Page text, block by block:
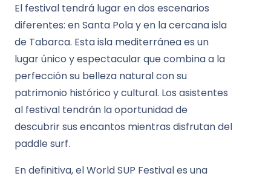
El festival tendrá lugar en dos escenarios
diferentes: en Santa Pola y en la cercana isla
de Tabarca. Esta isla mediterránea es un
lugar único y espectacular que combina a la
perfección su belleza natural con su
patrimonio histórico y cultural. Los asistentes
al festival tendrán la oportunidad de
descubrir sus encantos mientras disfrutan del
paddle surf.
En definitiva, el World SUP Festival es una